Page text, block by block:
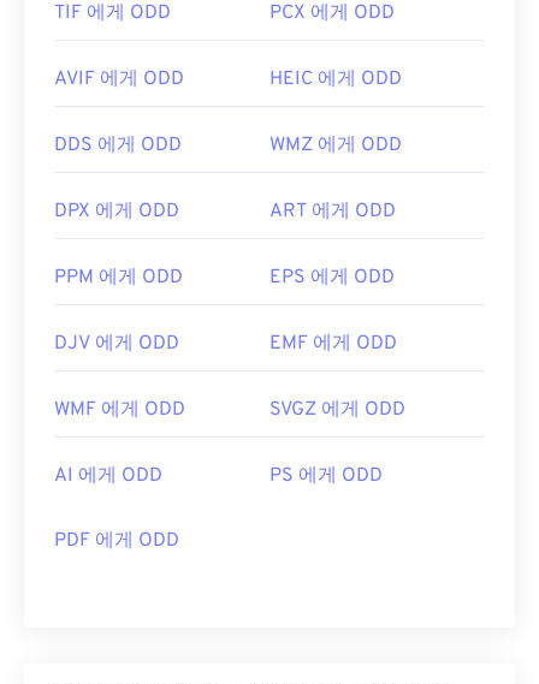
TIF 에게 ODD PCX 에게 ODD
AVIF 에게 ODD HEIC 에게 ODD
DDS 에게 ODD WMZ 에게 ODD
DPX 에게 ODD ART 에게 ODD
PPM 에게 ODD EPS 에게 ODD
DJV 에게 ODD EMF 에게 ODD
WMF 에게 ODD SVGZ 에게 ODD
AI 에게 ODD PS 에게 ODD
PDF 에게 ODD